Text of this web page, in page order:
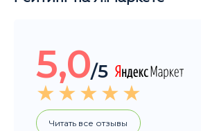
Читать все отзывы
Общий рейтинг магазина за
НАШИ ПОКУПАТЕЛИ